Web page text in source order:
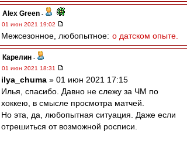
Alex Green -
01 июн 2021 19:02
Межсезонное, любопытное: о датском опыте.
Карелин -
01 июн 2021 18:31
ilya_chuma » 01 июн 2021 17:15
Илья, спасибо. Давно не слежу за ЧМ по
хоккею, в смысле просмотра матчей.
Но эта, да, любопытная ситуация. Даже если
отрешиться от возможной росписи.